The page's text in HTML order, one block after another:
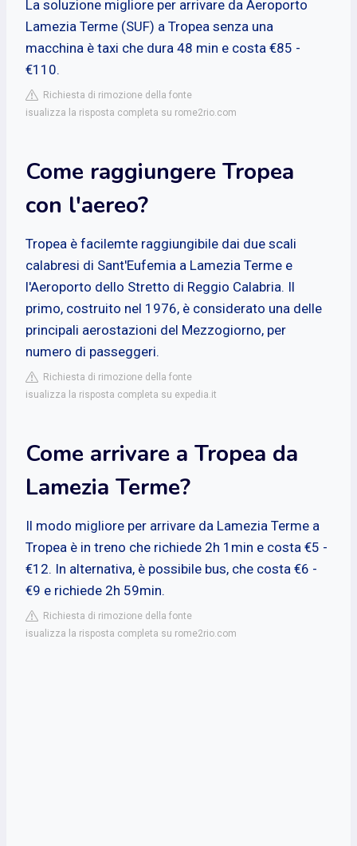
La soluzione migliore per arrivare da Aeroporto
Lamezia Terme (SUF) a Tropea senza una
macchina è taxi che dura 48 min e costa €85 -
€110.
Richiesta di rimozione della fonte
isualizza la risposta completa su rome2rio.com
Come raggiungere Tropea
con l'aereo?
Tropea è facilemte raggiungibile dai due scali
calabresi di Sant'Eufemia a Lamezia Terme e
l'Aeroporto dello Stretto di Reggio Calabria. Il
primo, costruito nel 1976, è considerato una delle
principali aerostazioni del Mezzogiorno, per
numero di passeggeri.
Richiesta di rimozione della fonte
isualizza la risposta completa su expedia.it
Come arrivare a Tropea da
Lamezia Terme?
Il modo migliore per arrivare da Lamezia Terme a
Tropea è in treno che richiede 2h 1min e costa €5 -
€12. In alternativa, è possibile bus, che costa €6 -
€9 e richiede 2h 59min.
Richiesta di rimozione della fonte
isualizza la risposta completa su rome2rio.com